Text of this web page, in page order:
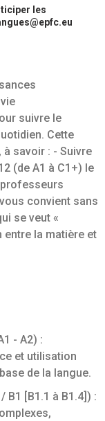
suivre le
Cette
savoir : - Suivre
(de A1 à C1+) le
convient sans
se veut «
entre la matière et
- A2) :
et utilisation
de la langue.
B1 [B1.1 à B1.4]) :
les